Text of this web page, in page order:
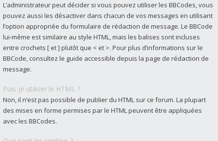
L’administrateur peut décider si vous pouvez utiliser les BBCodes, vous
pouvez aussi les désactiver dans chacun de vos messages en utilisant
l’option appropriée du formulaire de rédaction de message. Le BBCode
lui-même est similaire au style HTML, mais les balises sont incluses
entre crochets [ et ] plutôt que < et >. Pour plus d’informations sur le
BBCode, consultez le guide accessible depuis la page de rédaction de
message.
Puis-je utiliser le HTML ?
Non, il n’est pas possible de publier du HTML sur ce forum. La plupart
des mises en forme permises par le HTML peuvent être appliquées
avec les BBCodes.